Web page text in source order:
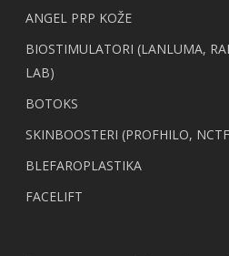
ANGEL PRP KOŽE
BIOSTIMULATORI (LANLUMA,
LAB)
BOTOKS
SKINBOOSTERI (PROFHILO,
BLEFAROPLASTIKA
FACELIFT